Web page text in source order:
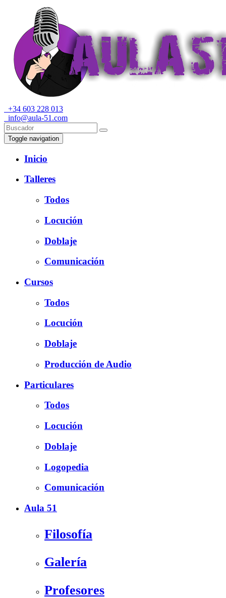
+34 603 228 013
info@aula-51.com
Toggle navigation
Inicio
Talleres
Todos
Locución
Doblaje
Comunicación
Cursos
Todos
Locución
Doblaje
Producción de Audio
Particulares
Todos
Locución
Doblaje
Logopedia
Comunicación
Aula 51
Filosofía
Galería
Profesores